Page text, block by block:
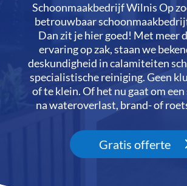
Schoonmaakbedrijf Wilnis Op
betrouwbaar
Dan zit je hier goed! Met meer
ervaring op zak, staan we
deskundigheid in calamiteiten
specialistische reiniging.​ Geen
of te klein.​ Of het nu gaat om een
na wateroverlast, brand- of
Gratis offerte